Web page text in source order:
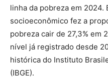
linha da pobreza em 2024.
socioeconômico fez a
pobreza cair de 27,3% em
nível já registrado desde
histórica do Instituto
(IBGE).